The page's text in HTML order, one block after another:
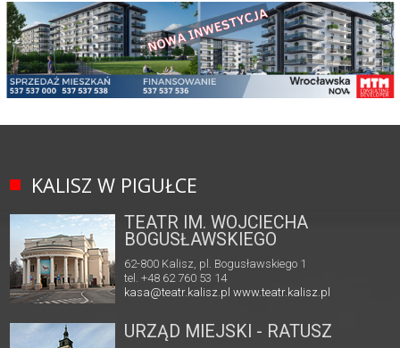
KALISZ W PIGUŁCE
TEATR IM. WOJCIECHA
BOGUSŁAWSKIEGO
62-800 Kalisz, pl. Bogusławskiego 1
tel. +48 62 760 53 14
kasa@teatr.kalisz.pl www.teatr.kalisz.pl
URZĄD MIEJSKI - RATUSZ